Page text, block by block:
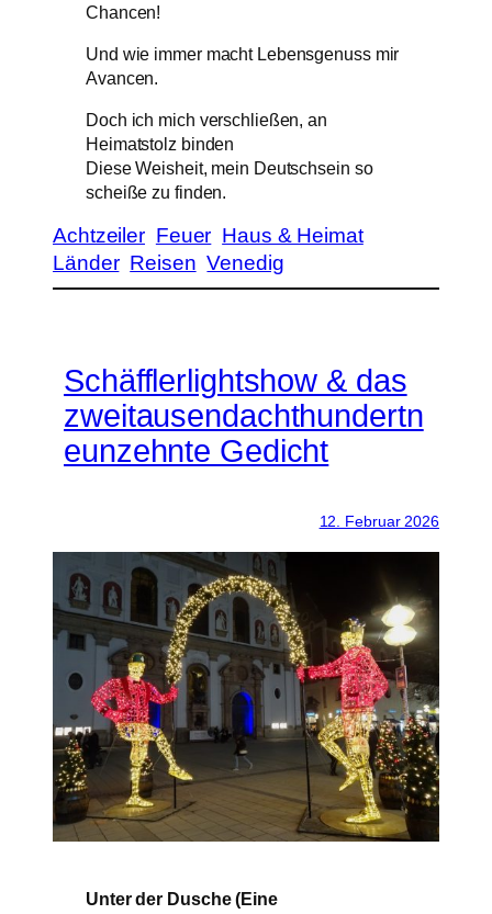
Chancen!
Und wie immer macht Lebensgenuss mir
Avancen.
Doch ich mich verschließen, an
Heimatstolz binden
Diese Weisheit, mein Deutschsein so
scheiße zu finden.
Achtzeiler Feuer Haus & Heimat
Länder Reisen Venedig
Schäfflerlightshow & das
zweitausendachthundertn
eunzehnte Gedicht
12. Februar 2026
Unter der Dusche (Eine